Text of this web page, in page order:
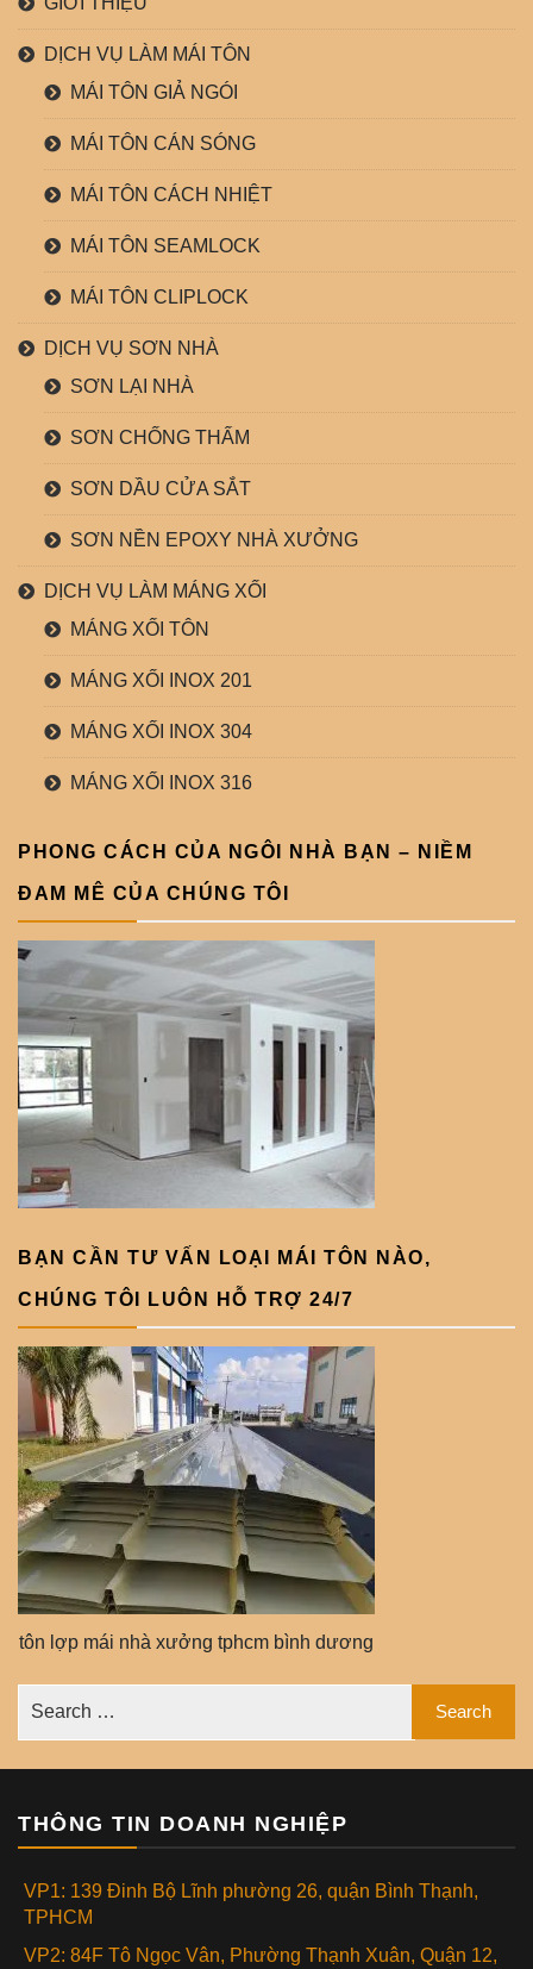
DỊCH VỤ LÀM MÁI TÔN
MÁI TÔN GIẢ NGÓI
MÁI TÔN CÁN SÓNG
MÁI TÔN CÁCH NHIỆT
MÁI TÔN SEAMLOCK
MÁI TÔN CLIPLOCK
DỊCH VỤ SƠN NHÀ
SƠN LẠI NHÀ
SƠN CHỐNG THẤM
SƠN DẦU CỬA SẮT
SƠN NỀN EPOXY NHÀ XƯỞNG
DỊCH VỤ LÀM MÁNG XỐI
MÁNG XỐI TÔN
MÁNG XỐI INOX 201
MÁNG XỐI INOX 304
MÁNG XỐI INOX 316
PHONG CÁCH CỦA NGÔI NHÀ BẠN – NIỀM
ĐAM MÊ CỦA CHÚNG TÔI
BẠN CẦN TƯ VẤN LOẠI MÁI TÔN NÀO,
CHÚNG TÔI LUÔN HỖ TRỢ 24/7
tôn lợp mái nhà xưởng tphcm bình dương
THÔNG TIN DOANH NGHIỆP
VP1: 139 Đinh Bộ Lĩnh phường 26, quận Bình Thạnh,
TPHCM
VP2: 84F Tô Ngọc Vân, Phường Thạnh Xuân, Quận 12,